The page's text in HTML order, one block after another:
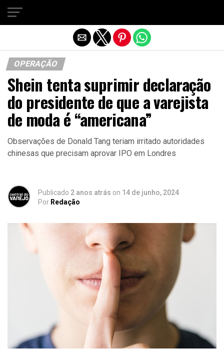
OPERAÇÃO
Shein tenta suprimir declaração
do presidente de que a varejista
de moda é “americana”
Observações de Donald Tang teriam irritado autoridades
chinesas que precisam aprovar IPO em Londres
Publicado 2 anos atrás on 14 de junho, 2024
Por Redação